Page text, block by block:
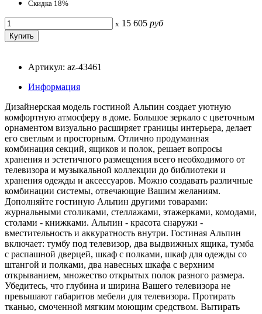
Скидка 18%
x 15 605 руб
Артикул: az-43461
Информация
Дизайнерская модель гостиной Альпин создает уютную
комфортную атмосферу в доме. Большое зеркало с цветочным
орнаментом визуально расширяет границы интерьера, делает
его светлым и просторным. Отлично продуманная
комбинация секций, ящиков и полок, решает вопросы
хранения и эстетичного размещения всего необходимого от
телевизора и музыкальной коллекции до библиотеки и
хранения одежды и аксессуаров. Можно создавать различные
комбинации системы, отвечающие Вашим желаниям.
Дополняйте гостиную Альпин другими товарами:
журнальными столиками, стеллажами, этажерками, комодами,
столами - книжками. Альпин - красота снаружи -
вместительность и аккуратность внутри. Гостиная Альпин
включает: тумбу под телевизор, два выдвижных ящика, тумба
с распашной дверцей, шкаф с полками, шкаф для одежды со
штангой и полками, два навесных шкафа с верхним
открыванием, множество открытых полок разного размера.
Убедитесь, что глубина и ширина Вашего телевизора не
превышают габаритов мебели для телевизора. Протирать
тканью, смоченной мягким моющим средством. Вытирать